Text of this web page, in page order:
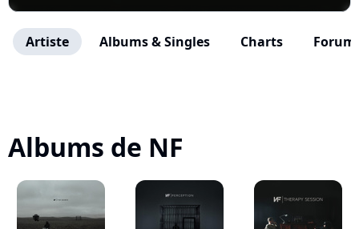
Artiste Albums & Singles Charts
Albums de NF